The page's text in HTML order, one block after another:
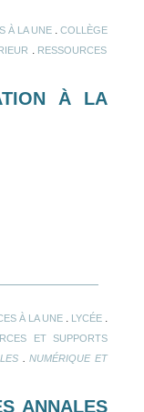
À LA UNE COLLÈGE
RESSOURCES
À LA
À LA UNE LYCÉE
ET SUPPORTS
. NUMÉRIQUE ET
ANNALES